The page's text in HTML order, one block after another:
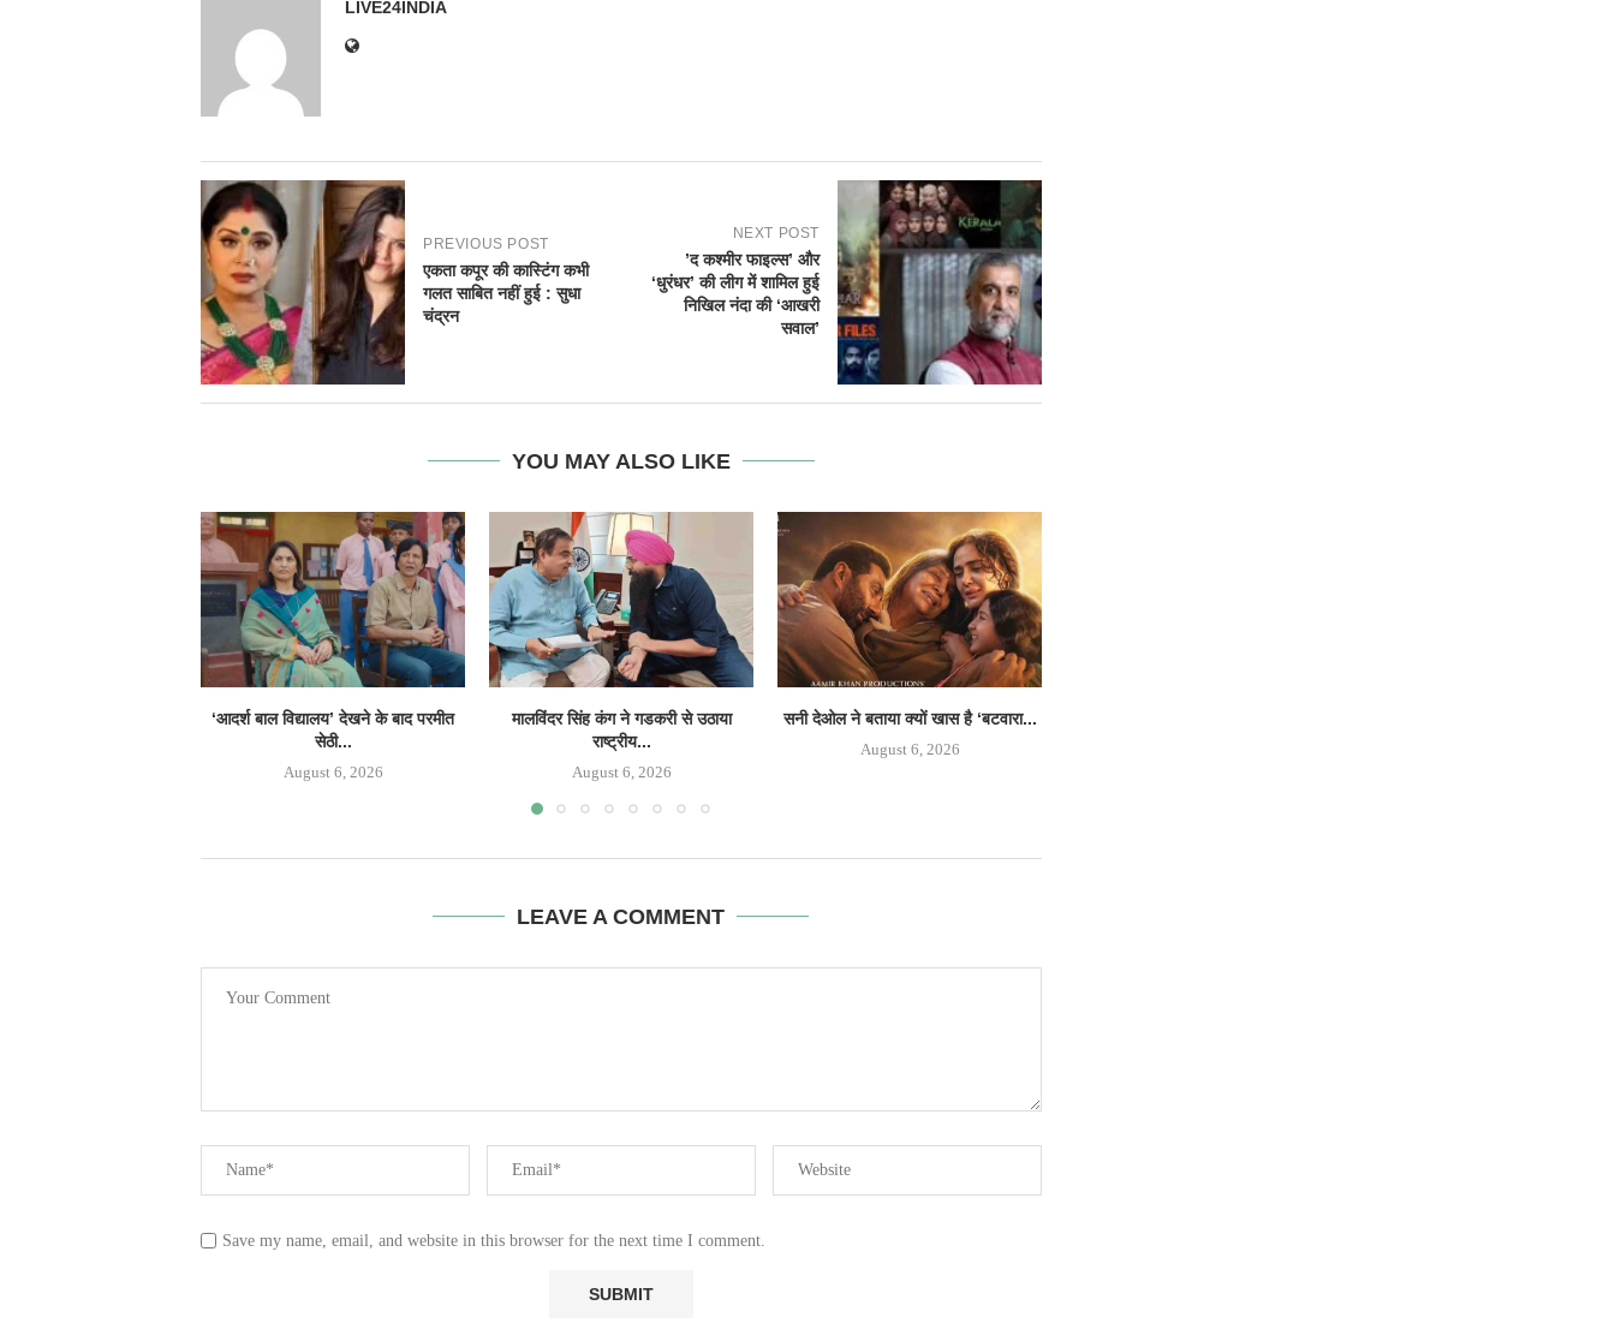
LIVE24INDIA
PREVIOUS POST
एकता कपूर की कास्टिंग कभी
गलत साबित नहीं हुई : सुधा
चंद्रन
NEXT POST
​’द कश्मीर फाइल्स’ और
‘धुरंधर’ की लीग में शामिल हुई
निखिल नंदा की ‘आखरी
सवाल’
YOU MAY ALSO LIKE
‘आदर्श बाल विद्यालय’ देखने के बाद परमीत
सेठी...
August 6, 2026
मालविंदर सिंह कंग ने गडकरी से उठाया
राष्ट्रीय...
August 6, 2026
सनी देओल ने बताया क्यों खास है ‘बटवारा...
August 6, 2026
LEAVE A COMMENT
Save my name, email, and website in this browser for the next time I comment.